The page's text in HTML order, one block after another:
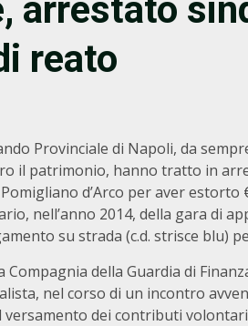
arrestato
reato
Provinciale di Napoli, da
il patrimonio, hanno tratto in
d’Arco per aver
nell’anno 2014, della gara di
su strada (c.d. strisce blu)
Compagnia della Guardia di
nel corso di un incontro
dei contributi